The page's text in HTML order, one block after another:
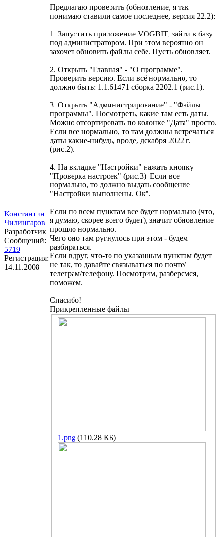
Константин
Чилингаров
Разработчик
Сообщений:
5719
Регистрация:
14.11.2008
Предлагаю проверить (обновление, я так
понимаю ставили самое последнее, версия 22.2):
1. Запустить приложение VOGBIT, зайти в базу
под администратором. При этом вероятно он
захочет обновить файлы себе. Пусть обновляет.
2. Открыть "Главная" - "О программе".
Проверить версию. Если всё нормально, то
должно быть: 1.1.61471 сборка 2202.1 (рис.1).
3. Открыть "Администрирование" - "Файлы
программы". Посмотреть, какие там есть даты.
Можно отсортировать по колонке "Дата" просто.
Если все нормально, то там должны встречаться
даты какие-нибудь, вроде, декабря 2022 г.
(рис.2).
4. На вкладке "Настройки" нажать кнопку
"Проверка настроек" (рис.3). Если все
нормально, то должно выдать сообщение
"Настройки выполнены. Ок".
Если по всем пунктам все будет нормально (что,
я думаю, скорее всего будет), значит обновление
прошло нормально.
Чего оно там ругнулось при этом - будем
разбираться.
Если вдруг, что-то по указанным пунктам будет
не так, то давайте связываться по почте/
телеграм/телефону. Посмотрим, разберемся,
поможем.
Спасибо!
Прикрепленные файлы
1.png (110.28 КБ)